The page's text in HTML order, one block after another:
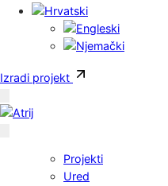
Izradi projekt
Projekti
Ured